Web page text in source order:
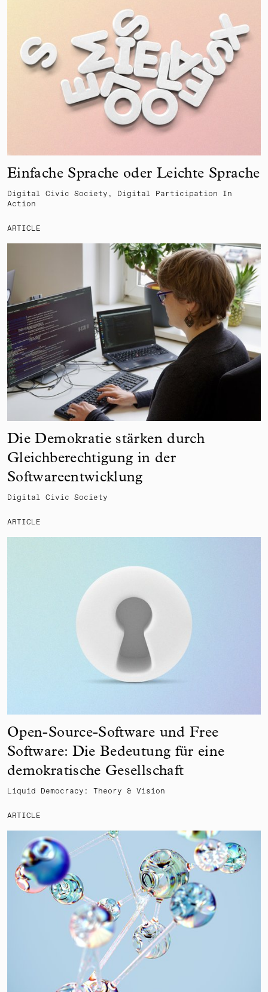
Einfache Sprache oder Leichte Sprache
Digital Civic Society, Digital Participation In
Action
ARTICLE
Die Demokratie stärken durch
Gleichberechtigung in der
Softwareentwicklung
Digital Civic Society
ARTICLE
Open-Source-Software und Free
Software: Die Bedeutung für eine
demokratische Gesellschaft
Liquid Democracy: Theory & Vision
ARTICLE